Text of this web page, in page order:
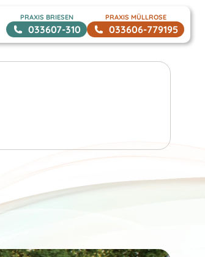
PRAXIS BRIESEN
033607-310
PRAXIS MÜLLROSE
033606-779195